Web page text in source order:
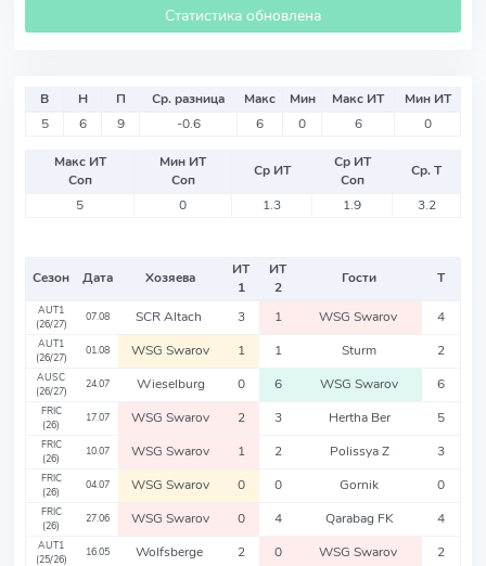
Статистика обновлена
В Н П Ср. разница Макс Мин Макс ИТ
Мин ИТ
5
6 9 -0.6 6 0 6 0
Макс ИТ
Соп
Мин ИТ
Соп
Ср ИТ
Ср ИТ
Соп
Ср. Т
5
0 1.3 1.9 3.2
Сезон Дата Хозяева
ИТ
1
ИТ
2
Гости Т
AUT1
(26/27)
07.08 SCR Altach 3 1 WSG Swarov 4
AUT1
(26/27)
01.08 WSG Swarov 1 1 Sturm 2
AUSC
(26/27)
24.07 Wieselburg 0 6 WSG Swarov 6
FRIC
(26)
17.07 WSG Swarov 2 3 Hertha Ber 5
FRIC
(26)
10.07 WSG Swarov 1 2 Polissya Z 3
FRIC
(26)
04.07 WSG Swarov 0 0 Gornik 0
FRIC
(26)
27.06 WSG Swarov 0 4 Qarabag FK 4
AUT1
(25/26)
16.05 Wolfsberge 2 0 WSG Swarov 2